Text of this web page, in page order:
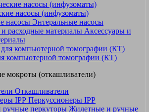
насосы (инфузоматы)
Энтеральные насосы
Аксессуары и
компьютерной томографии (КТ)
мокроты (откашливатели)
Откашливатели
Перкуссионеры IPP
Жилетные и ручные